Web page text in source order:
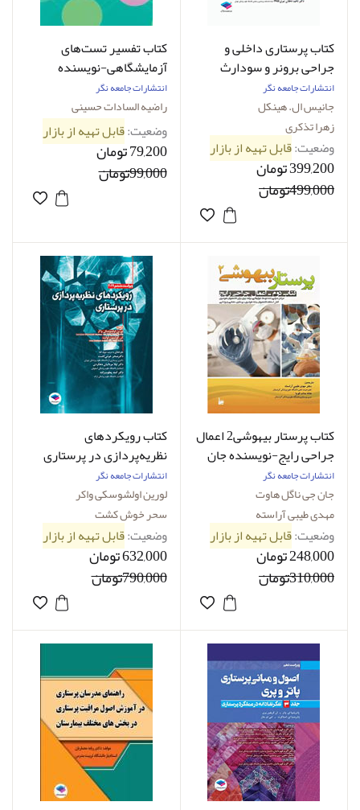
کتاب پرستاری داخلی و
جراحی برونر و سودارث
2022 جلد 2 مفاهیم و اصول
مدیریت بیمار نویسنده
زهرا تذکری
انتشارات جامعه نگر
جانیس ال. هینکل
زهرا تذکری
وضعیت:قابل تهیه از بازار
399,200 تومان
499,000تومان
کتاب تفسیر تست‌های
آزمایشگاهی-نویسنده
راضیه السادات حسینی
انتشارات جامعه نگر
راضیه السادات حسینی
وضعیت:قابل تهیه از بازار
79,200 تومان
99,000تومان
کتاب پرستار بیهوشی2 اعمال
جراحی رایج-نویسنده جان
جی ناگل هاوت-مترجم دکتر
مهدی طیبی آراسته
انتشارات جامعه نگر
جان جی ناگل هاوت
مهدی طیبی آراسته
وضعیت:قابل تهیه از بازار
248,000 تومان
310,000تومان
کتاب رویکردهای
نظریه‌پردازی در پرستاری
نویسنده لورین اوﻟﺸﻮﺳﮑﯽ
واﮐﺮ -مترجم دکتر سحر
خوش‌کشت
انتشارات جامعه نگر
لورین اوﻟﺸﻮﺳﮑﯽ واﮐﺮ
سحر خوش کشت
وضعیت:قابل تهیه از بازار
632,000 تومان
790,000تومان